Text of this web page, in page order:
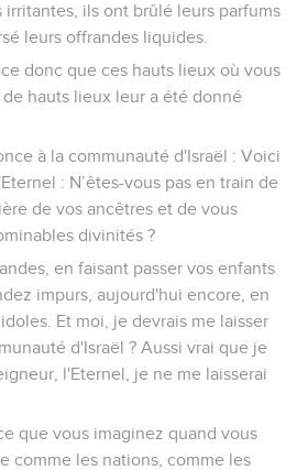
ils ont brûlé leurs parfums
leurs offrandes liquides.
donc que ces hauts lieux où vous
de hauts lieux leur a été donné
à la communauté d'Israël : Voici
: N’êtes-vous pas en train de
de vos ancêtres et de vous
divinités ?
en faisant passer vos enfants
impurs, aujourd'hui encore, en
Et moi, je devrais me laisser
d'Israël ? Aussi vrai que je
l'Eternel, je ne me laisserai
que vous imaginez quand vous
comme les nations, comme les